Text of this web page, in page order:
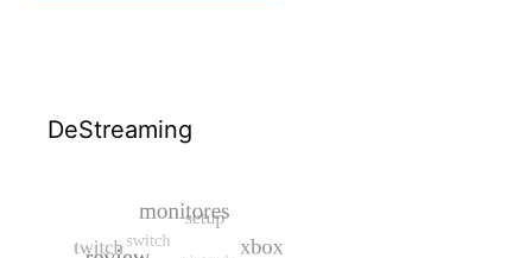
DeStreaming